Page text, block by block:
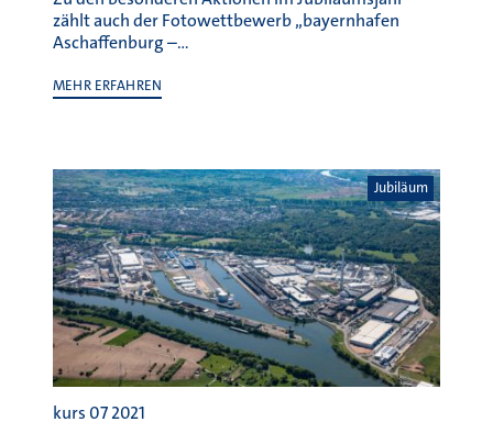
Jubiläum
kurs 07 2021
100 Jahre bayernhafen
Aschaffenburg
Wird ein Mensch 100 Jahre alt, sagen die
Gratulanten oft: „Unglaublich, was sich in dieser
Zeit alles verändert hat.“ Wird…